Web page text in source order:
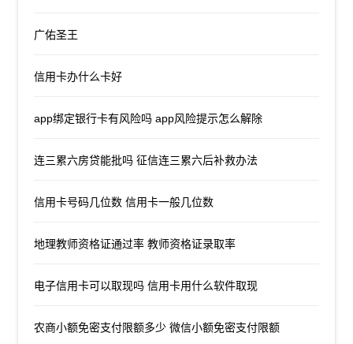
广佑圣王
信用卡办什么卡好
app绑定银行卡有风险吗 app风险提示怎么解除
连三累六房贷能批吗 征信连三累六后补救办法
信用卡号码几位数 信用卡一般几位数
地理教师资格证通过率 教师资格证录取率
电子信用卡可以取现吗 信用卡用什么软件取现
农商小额免密支付限额多少 微信小额免密支付限额